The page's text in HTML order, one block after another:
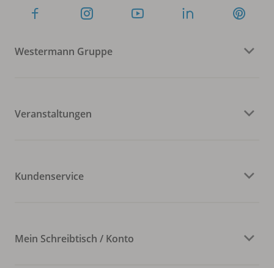
Westermann Gruppe
Veranstaltungen
Kundenservice
Mein Schreibtisch / Konto